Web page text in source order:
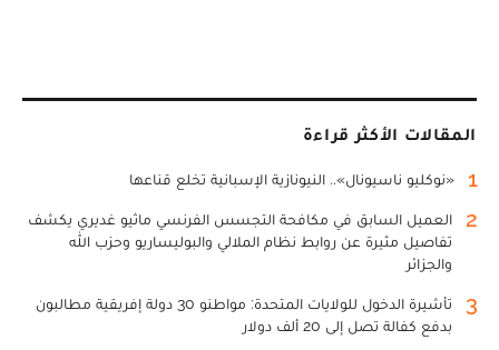
المقالات الأكثر قراءة
1 «نوكليو ناسيونال».. النيونازية الإسبانية تخلع قناعها
2
العميل السابق في مكافحة التجسس الفرنسي ماثيو غديري يكشف
تفاصيل مثيرة عن روابط نظام الملالي والبوليساريو وحزب الله
والجزائر
3
تأشيرة الدخول للولايات المتحدة: مواطنو 30 دولة إفريقية مطالبون
بدفع كفالة تصل إلى 20 ألف دولار